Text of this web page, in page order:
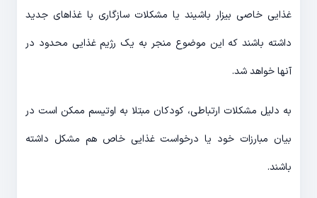
غذایی خاصی بیزار باشیند یا مشکلات سازگاری با غذاهای جدید
داشته باشند که این موضوع منجر به یک رژیم غذایی محدود در
آنها خواهد شد.
به دلیل مشکلات ارتباطی، کودکان مبتلا به اوتیسم ممکن است در
بیان مبارزات خود یا درخواست غذایی خاص هم مشکل داشته
باشند.